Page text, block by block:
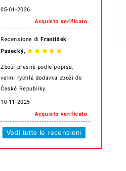
05-01-2026
Acquisto verificato
Recensione diFrantišek
Pasecký,
Zboží přesně podle popisu,
velmi rychlá dodávka zboží do
České Republiky.
10-11-2025
Acquisto verificato
Vedi tutte le recensioni